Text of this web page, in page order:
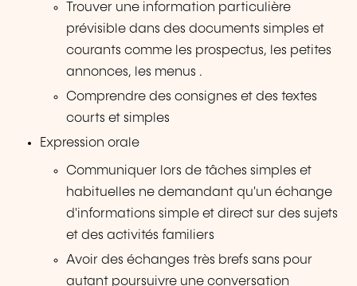
Trouver une information particulière
prévisible dans des documents simples et
courants comme les prospectus, les petites
annonces, les menus .
Comprendre des consignes et des textes
courts et simples
Expression orale
Communiquer lors de tâches simples et
habituelles ne demandant qu'un échange
d'informations simple et direct sur des sujets
et des activités familiers
Avoir des échanges très brefs sans pour
autant poursuivre une conversation